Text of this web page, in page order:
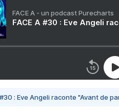
FACE A - un podcast Purecharts
FACE A #30 : Eve Angeli
#30 : Eve Angeli raconte "Avant de